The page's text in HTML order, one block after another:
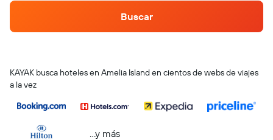
Buscar
KAYAK busca hoteles en Amelia Island en cientos de webs de viajes
a la vez
...y más